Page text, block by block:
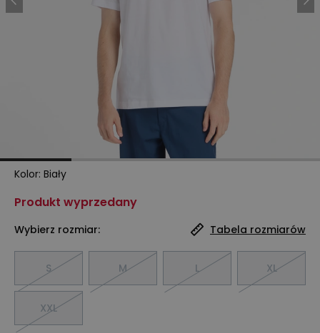
Kolor: Biały
Produkt wyprzedany
Wybierz rozmiar: Tabela rozmiarów
S M L XL
XXL